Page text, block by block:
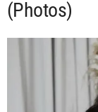
(Photos)